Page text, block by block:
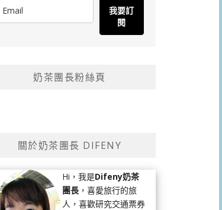
我要訂
閱
奶茶團長粉絲頁
關於奶茶團長 DIFENY
Hi，我是Difeny奶茶
團長 ，喜愛旅行的旅
人，喜歡研究交通票券